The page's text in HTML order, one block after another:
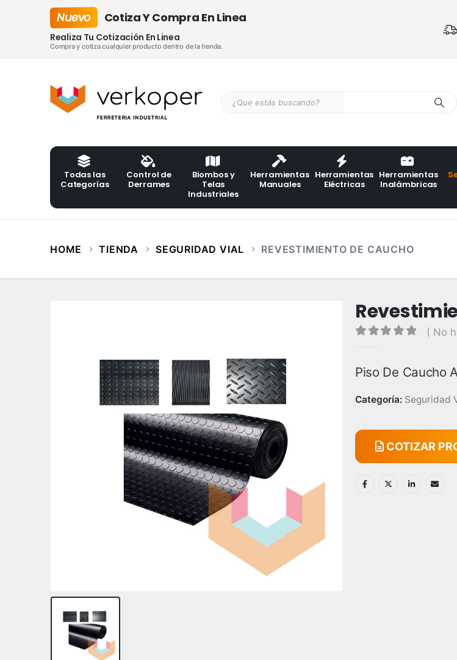
Nuevo Cotiza Y Compra En Linea
Realiza Tu Cotización En Linea
Compra y cotiza cualquier producto dentro de la tienda.
Todas las
Categorías
Control de
Derrames
Biombos y
Telas
Industriales
Herramientas
Manuales
Herramientas
Eléctricas
Herramientas
Inalámbricas
HOME TIENDA SEGURIDAD VIAL REVESTIMIENTO DE CAUCHO
( No
Piso De Caucho
Categoría: Seguridad
COTIZAR